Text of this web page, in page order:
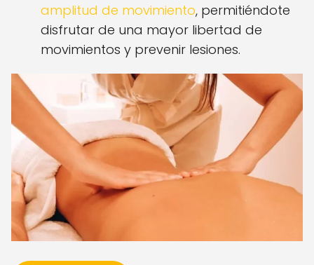
amplitud de movimiento, permitiéndote
disfrutar de una mayor libertad de
movimientos y prevenir lesiones.